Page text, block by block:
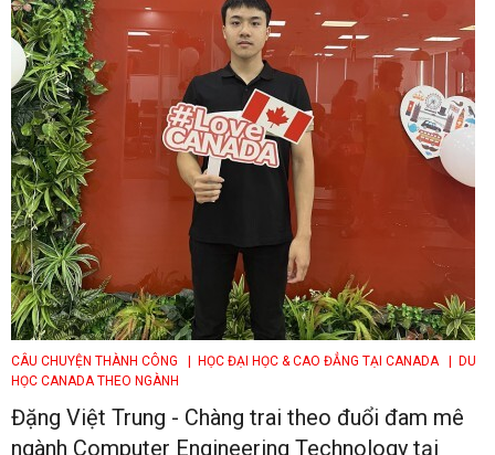
CÂU CHUYỆN THÀNH CÔNG | HỌC ĐẠI HỌC & CAO ĐẲNG TẠI CANADA
| DU
HỌC CANADA THEO NGÀNH
Đặng Việt Trung - Chàng trai theo đuổi đam mê
ngành Computer Engineering Technology tại